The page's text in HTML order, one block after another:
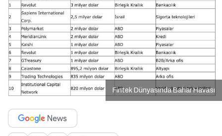
Fintek Dünyasında Bahar Havası